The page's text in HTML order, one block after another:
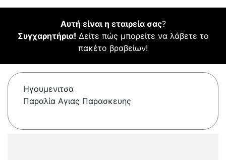
Αυτή είναι η εταιρεία σας?
Συγχαρητήρια! Δείτε πώς μπορείτε να λάβετε το
πακέτο βραβείων!
Ηγουμενιτσα
Παραλία Αγιας Παρασκευης